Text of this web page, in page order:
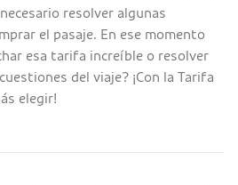
resolver algunas
el pasaje. En ese momento
esa tarifa increíble o resolver
del viaje? ¡Con la Tarifa
elegir!